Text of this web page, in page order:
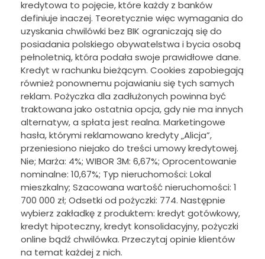
kredytowa to pojęcie, które każdy z banków
definiuje inaczej. Teoretycznie więc wymagania do
uzyskania chwilówki bez BIK ograniczają się do
posiadania polskiego obywatelstwa i bycia osobą
pełnoletnią, która podała swoje prawidłowe dane.
Kredyt w rachunku bieżącym. Cookies zapobiegają
również ponownemu pojawianiu się tych samych
reklam. Pożyczka dla zadłużonych powinna być
traktowana jako ostatnia opcja, gdy nie ma innych
alternatyw, a spłata jest realna. Marketingowe
hasła, którymi reklamowano kredyty „Alicja”,
przeniesiono niejako do treści umowy kredytowej.
Nie; Marża: 4%; WIBOR 3M: 6,67%; Oprocentowanie
nominalne: 10,67%; Typ nieruchomości: Lokal
mieszkalny; Szacowana wartość nieruchomości: 1
700 000 zł; Odsetki od pożyczki: 774. Następnie
wybierz zakładkę z produktem: kredyt gotówkowy,
kredyt hipoteczny, kredyt konsolidacyjny, pożyczki
online bądź chwilówka. Przeczytaj opinie klientów
na temat każdej z nich.